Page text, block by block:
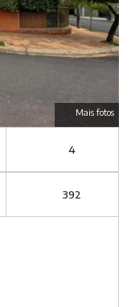
Mais fotos
4
392